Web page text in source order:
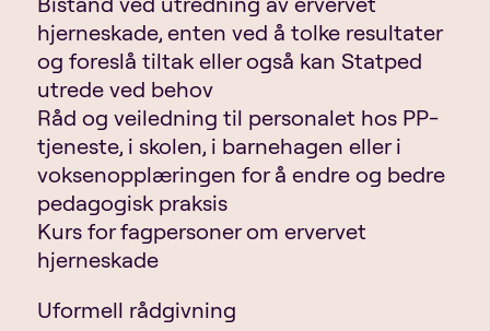
hjerneskade, enten ved å tolke resultater
og foreslå tiltak eller også kan Statped
utrede ved behov
Råd og veiledning til personalet hos PP-
tjeneste, i skolen, i barnehagen eller i
voksenopplæringen for å endre og bedre
pedagogisk praksis
Kurs for fagpersoner om ervervet
hjerneskade
Uformell rådgivning